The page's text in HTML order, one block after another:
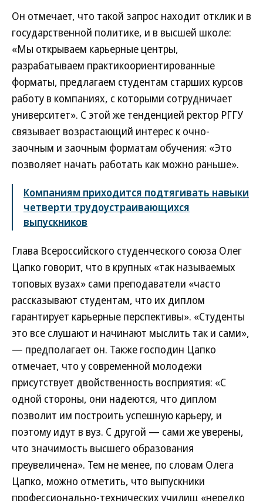
Он отмечает, что такой запрос находит отклик и в
государственной политике, и в высшей школе:
«Мы открываем карьерные центры,
разрабатываем практикоориентированные
форматы, предлагаем студентам старших курсов
работу в компаниях, с которыми сотрудничает
университет». С этой же тенденцией ректор РГГУ
связывает возрастающий интерес к очно-
заочным и заочным форматам обучения: «Это
позволяет начать работать как можно раньше».
Компаниям приходится подтягивать навыки
четверти трудоустраивающихся
выпускников
Глава Всероссийского студенческого союза Олег
Цапко говорит, что в крупных «так называемых
топовых вузах» сами преподаватели «часто
рассказывают студентам, что их диплом
гарантирует карьерные перспективы». «Студенты
это все слушают и начинают мыслить так и сами»,
— предполагает он. Также господин Цапко
отмечает, что у современной молодежи
присутствует двойственность восприятия: «С
одной стороны, они надеются, что диплом
позволит им построить успешную карьеру, и
поэтому идут в вуз. С другой — сами же уверены,
что значимость высшего образования
преувеличена». Тем не менее, по словам Олега
Цапко, можно отметить, что выпускники
профессионально-технических училищ «нередко